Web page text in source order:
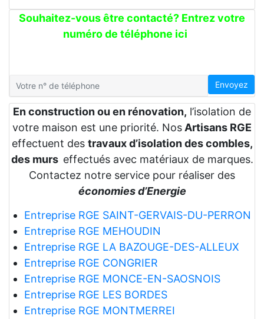
Souhaitez-vous être contacté? Entrez votre
numéro de téléphone ici
Envoyez
En construction ou en rénovation, l’isolation de
votre maison est une priorité. Nos Artisans RGE
effectuent des travaux d’isolation des combles,
des murs effectués avec matériaux de marques.
Contactez notre service pour réaliser des
économies d’Energie
Entreprise RGE SAINT-GERVAIS-DU-PERRON
Entreprise RGE MEHOUDIN
Entreprise RGE LA BAZOUGE-DES-ALLEUX
Entreprise RGE CONGRIER
Entreprise RGE MONCE-EN-SAOSNOIS
Entreprise RGE LES BORDES
Entreprise RGE MONTMERREI